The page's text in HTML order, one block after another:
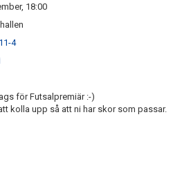
18:00
4
för Futsalpremiär :-)
kolla upp så att ni har skor som passar.